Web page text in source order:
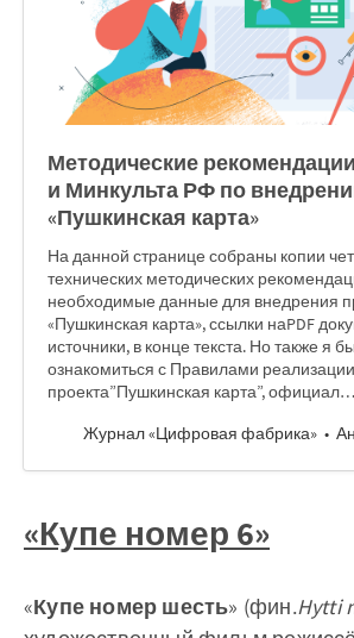
Методические
и Минкульта РФ по
«Пушкинская карта»
На данной странице собраны копии
технических методических
необходимые данные для внедрения
«Пушкинская карта», ссылки наPDF
источники, в конце текста. Но также я
ознакомиться с Правилами реализации
проекта”Пушкинская карта”, официал…
Журнал «Цифровая фабрика»
«Купе номер 6»
«Купе номер шесть» (фин.Hytti